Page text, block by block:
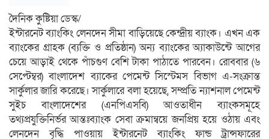
দৈনিক কুষ্টিয়া ডেস্ক/
ইন্টারনেট ব্যাংকিং লেনদেন সীমা বাড়িয়েছে কেন্দ্রীয় ব্যাংক। এখন এক
ব্যাংকের গ্রাহক (ব্যক্তি ও প্রতিষ্ঠান) অন্য ব্যাংকের অ্যাকাউন্টে আগের
চেয়ে আড়াই থেকে পাঁচগুণ বেশি টাকা পাঠাতে পারবেন। রোববার (৬
সেপ্টেম্বর) বাংলাদেশ ব্যাকের পেমেন্ট সিস্টেমস বিভাগ এ-সংক্রান্ত
সার্কুলার জারি করেছে। সার্কুলারে বলা হয়েছে, সম্প্রতি ন্যাশনাল পেমেন্ট
সুইচ বাংলাদেশের (এনপিএসবি) আওতাধীন ব্যাংকসমূহে
তথ্যপ্রযুক্তিনির্ভর আন্তঃব্যাংক সেবা ক্রমান্বয়ে জনপ্রিয় হয়ে ওঠায় এবং
লেনদেন বৃদ্ধি পাওয়ায় ইন্টারনেট ব্যাংকিং ফান্ড ট্রান্সফারের